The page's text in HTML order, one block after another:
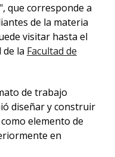
que corresponde a
de la materia
visitar hasta el
de la Facultad de
de trabajo
diseñar y construir
elemento de
en